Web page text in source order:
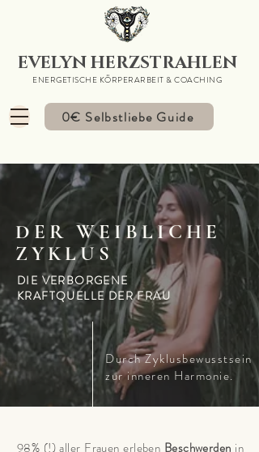
ENERGETISCHE KÖRPERARBEIT & COACHING
EVELYN HERZSTRAHLEN
0€ Selbstliebe Guide
DER WEIBLICHE
ZYKLUS
DIE VERBORGENE
KRAFTQUELLE DER FRAU
Durch Zyklusbewusstsein
zur inneren Harmonie.
98% (!) aller Frauen erleben Beschwerden in